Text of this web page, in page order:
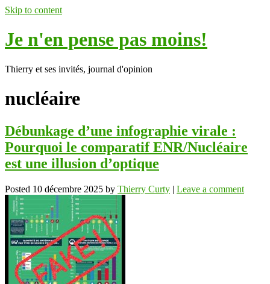
Skip to content
Je n'en pense pas moins!
Thierry et ses invités, journal d'opinion
nucléaire
Débunkage d’une infographie virale :
Pourquoi le comparatif ENR/Nucléaire
est une illusion d’optique
Posted 10 décembre 2025 by Thierry Curty | Leave a comment